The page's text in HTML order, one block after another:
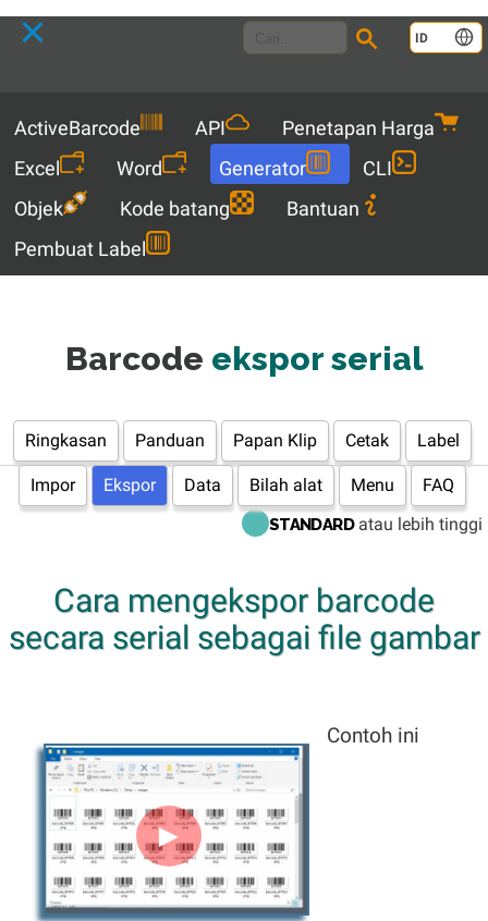
ID
ActiveBarcode API
Penetapan Harga
Excel
Word Generator
CLI
Objek
Kode batang
Bantuan
Pembuat Label
Barcode ekspor serial
Ringkasan Panduan Papan Klip Cetak Label
Impor Ekspor Data Bilah alat Menu FAQ
STANDARDatau lebih tinggi
Cara mengekspor barcode
secara serial sebagai file gambar
►
Contoh ini